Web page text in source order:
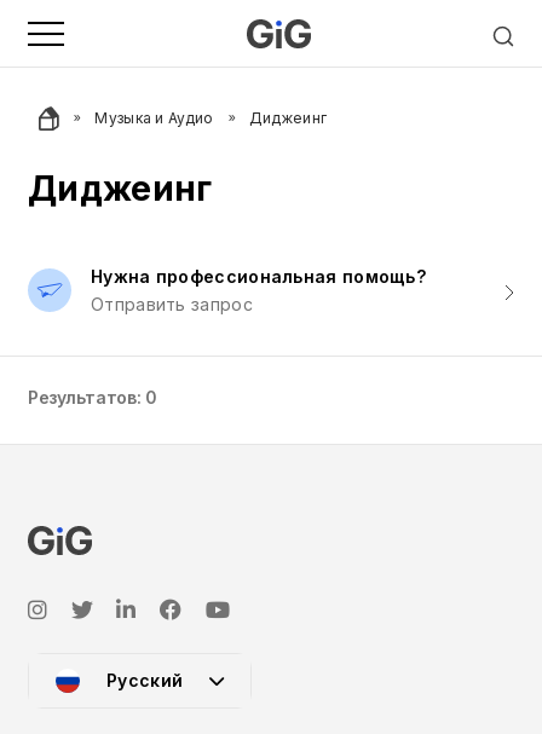
Музыка и Аудио Диджеинг
Диджеинг
Нужна профессиональная помощь?
Отправить запрос
Результатов: 0
Русский